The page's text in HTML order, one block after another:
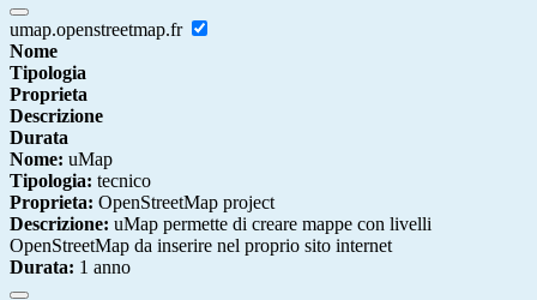
umap.openstreetmap.fr
Nome
Tipologia
Proprieta
Descrizione
Durata
Nome: uMap
Tipologia: tecnico
Proprieta: OpenStreetMap project
Descrizione: uMap permette di creare mappe con livelli
OpenStreetMap da inserire nel proprio sito internet
Durata: 1 anno